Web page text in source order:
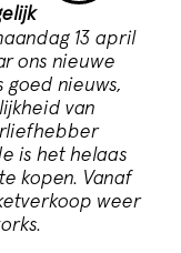
13 april
ons nieuwe
nieuws,
van
is het helaas
kopen. Vanaf
weer